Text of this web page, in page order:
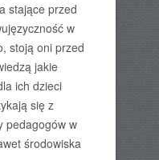
stające przed
w
stoją oni przed
jakie
ich dzieci
się z
pedagogów w
środowiska